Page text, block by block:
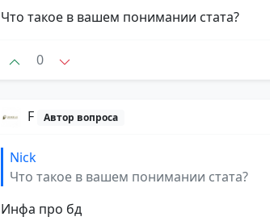
Что такое в вашем понимании стата?
0
F Автор вопроса
Nick
Что такое в вашем понимании стата?
Инфа про бд